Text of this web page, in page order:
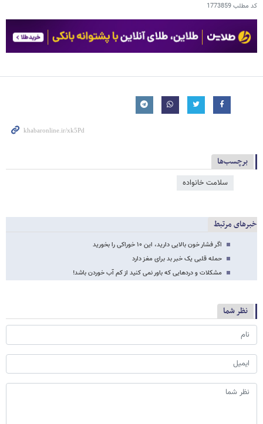
کد مطلب1773859
برچسب‌ها
سلامت خانواده
خبرهای مرتبط
اگر فشار خون بالایی دارید، این ۱۰ خوراکی را بخورید
حمله قلبی یک خبر بد برای مغز دارد
مشکلات و دردهایی که باور نمی کنید از کم آب خوردن باشد!
نظر شما